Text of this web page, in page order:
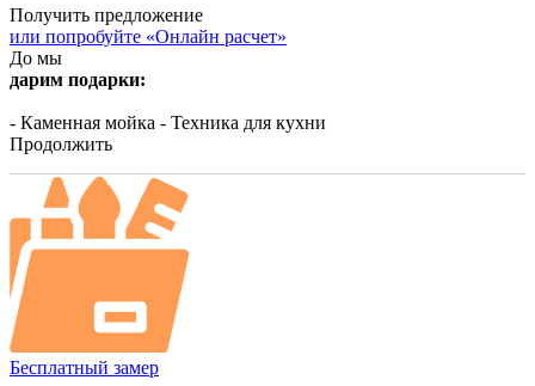
Получить предложение
или попробуйте «Онлайн расчет»
До мы
дарим подарки:
- Каменная мойка - Техника для кухни
Продолжить
Бесплатный замер